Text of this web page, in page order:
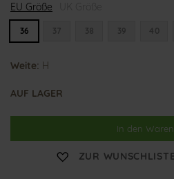
a
n
EU Größe
36
Weite: H
AUF LAGER
In den
ZUR